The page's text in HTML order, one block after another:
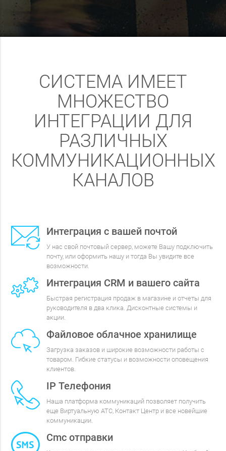
СИСТЕМА ИМЕЕТ
МНОЖЕСТВО
ИНТЕГРАЦИИ ДЛЯ
РАЗЛИЧНЫХ
КОММУНИКАЦИОННЫХ
КАНАЛОВ
Интеграция с вашей почтой
У нас свой почтовый сервер, можете Вашу подключить
почту, или оформить нашу и тогда Вы увидите все
возможности.
Интеграция CRM и вашего сайта
Быстрая регистрация продаж в магазине и отчеты для
руководителя в два клика. Дисконтные системы и
акции.
Файловое облачное хранилище
Загрузка заказов и широкие возможности работы с
товаром. Гибкие статусы и возможности оповещения
клиентов.
IP Телефония
Наша платформа коммуникаций позволяет получить
еще Виртуальную АТС, Контакт Центр и все новейшие
коммуникации.
Cmc отправки